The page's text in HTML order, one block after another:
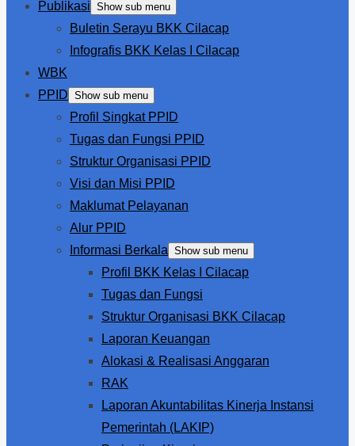
Publikasi Show sub menu
Buletin Serayu BKK Cilacap
Infografis BKK Kelas I Cilacap
WBK
PPID Show sub menu
Profil Singkat PPID
Tugas dan Fungsi PPID
Struktur Organisasi PPID
Visi dan Misi PPID
Maklumat Pelayanan
Alur PPID
Informasi Berkala Show sub menu
Profil BKK Kelas I Cilacap
Tugas dan Fungsi
Struktur Organisasi BKK Cilacap
Laporan Keuangan
Alokasi & Realisasi Anggaran
RAK
Laporan Akuntabilitas Kinerja Instansi
Pemerintah (LAKIP)